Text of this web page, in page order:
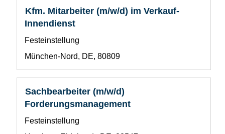
durch
Wählen
vollständig
Stellenbezeichnung
Kfm. Mitarbeiter (m/w/d) im Verkauf-
Innendienst
Benutzerdefiniertes
1
Festeinstellung
Standort
München-Nord, DE, 80809
Drücken
Sie
Leertaste,
um
Stelleninformationen
vollständig
Stellenbezeichnung
Sachbearbeiter (m/w/d)
Forderungsmanagement
Benutzerdefiniertes
Festeinstellung
Drücken
Sie
Leertaste,